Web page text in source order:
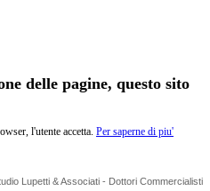
delle pagine, questo sito
l'utente accetta. Per saperne di piu'
Lupetti & Associati - Dottori Commercialisti